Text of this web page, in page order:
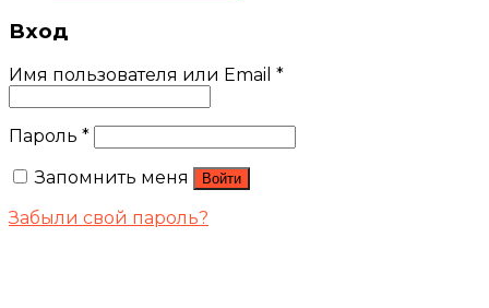
Вход
Имя пользователя или Email *
Пароль *
Запомнить меня
Войти
Забыли свой пароль?